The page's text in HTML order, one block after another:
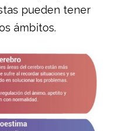
pueden tener
ámbitos.